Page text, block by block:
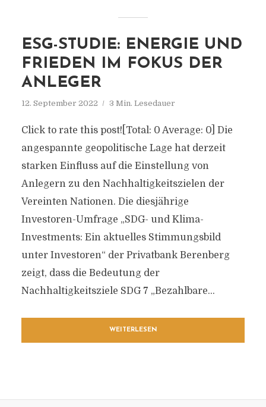
ESG-STUDIE: ENERGIE UND
FRIEDEN IM FOKUS DER
ANLEGER
12. September 2022 3 Min. Lesedauer
Click to rate this post![Total: 0 Average: 0] Die
angespannte geopolitische Lage hat derzeit
starken Einfluss auf die Einstellung von
Anlegern zu den Nachhaltigkeitszielen der
Vereinten Nationen. Die diesjährige
Investoren-Umfrage „SDG- und Klima-
Investments: Ein aktuelles Stimmungsbild
unter Investoren“ der Privatbank Berenberg
zeigt, dass die Bedeutung der
Nachhaltigkeitsziele SDG 7 „Bezahlbare...
WEITERLESEN